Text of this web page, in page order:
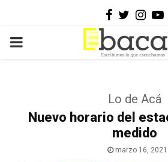
Facebook
Twitter
PRIMARY
Lo de Acá
Nuevo horario del
medido
marzo 16, 2021